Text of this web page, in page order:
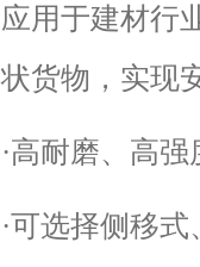
应用于建材行
状货物，实现
·高耐磨、高
·可选择侧移